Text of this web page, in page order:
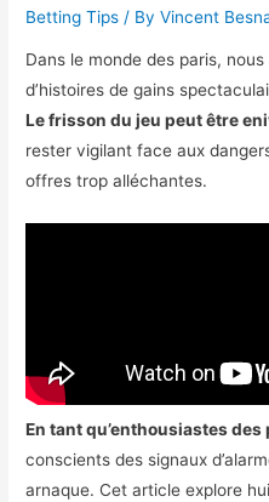
Betting Tips / ByVincent
Dans le monde des paris,
d’histoires de gains
Le frisson du jeu peut être
rester vigilant face aux
offres trop alléchantes.
En tant qu’enthousiastes des
conscients des signaux
arnaque. Cet article explore